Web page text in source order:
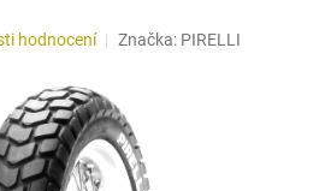
hodnocení Značka: PIRELLI